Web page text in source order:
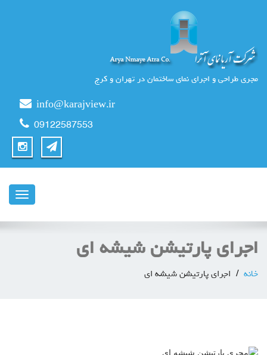
مجری طراحی و اجرای نمای ساختمان در تهران و کرج
info@karajview.ir
09122587553
ناوبری
اجرای پارتیشن شیشه ای
خانه اجرای پارتیشن شیشه ای